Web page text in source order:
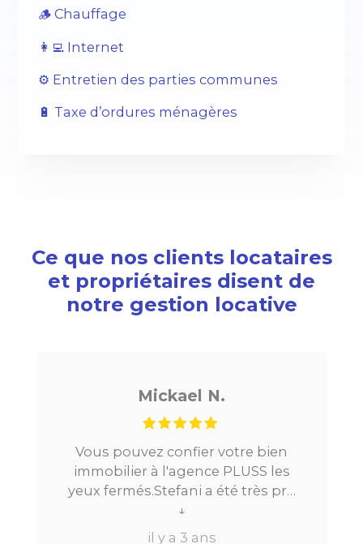
🪵 Chauffage
👩‍💻 Internet
⚙️ Entretien des parties communes
🔋 Taxe d’ordures ménagères
Ce que nos clients locataires
et propriétaires disent de
notre gestion locative
pouvez confier votre bien
à l'agence PLUSS les
a été très pro
long du processus.Très
elle a su répondre à
Je cherchais
Paris, tout
la mise en